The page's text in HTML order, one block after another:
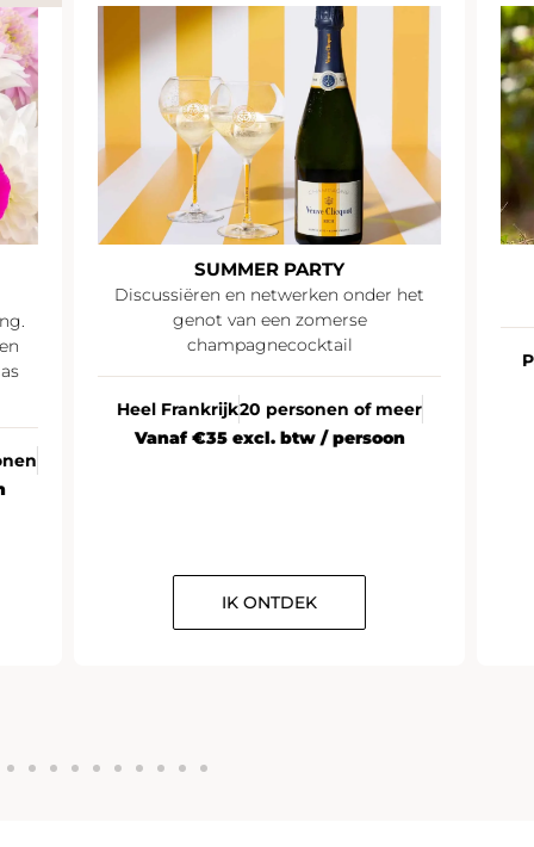
SUMMER PARTY
Discussiëren en netwerken onder het
genot van een zomerse
champagnecocktail
Heel Frankrijk20 personen of meer
Vanaf €35 excl. btw / persoon
IK ONTDEK